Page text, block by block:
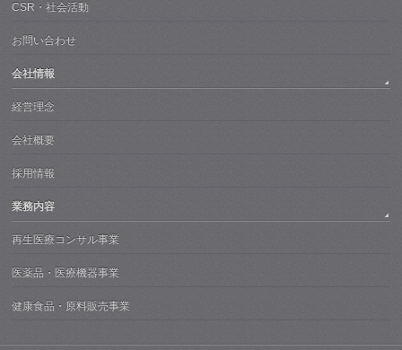
CSR・社会活動
お問い合わせ
会社情報
経営理念
会社概要
採用情報
業務内容
再生医療コンサル事業
医薬品・医療機器事業
健康食品・原料販売事業